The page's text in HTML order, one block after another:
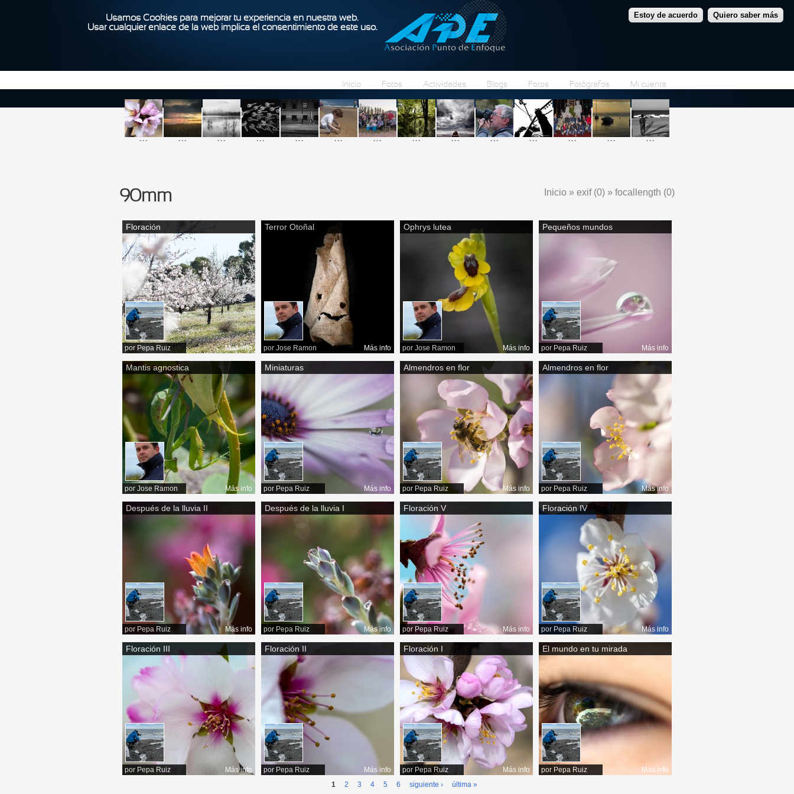
Usamos Cookies para mejorar tu experiencia en nuestra web.
Usar cualquier enlace de la web implica el consentimiento de este uso.
Estoy de acuerdo Quiero saber más
Pasar al contenido principal
Inicio Fotos Actividades Blogs Foros Fotógrafos Mi cuenta
... ... ... ... ... ... ... ... ... ... ... ... ... ...
Inicio » exif (0) » focallength (0)
90mm
Floración
por Pepa Ruiz Más info
Terror Otoñal
por Jose Ramon Más info
Ophrys lutea
por Jose Ramon Más info
Pequeños mundos
por Pepa Ruiz Más info
Mantis agnostica
por Jose Ramon Más info
Miniaturas
por Pepa Ruiz Más info
Almendros en flor
por Pepa Ruiz Más info
Almendros en flor
por Pepa Ruiz Más info
Después de la lluvia II
por Pepa Ruiz Más info
Después de la lluvia I
por Pepa Ruiz Más info
Floración V
por Pepa Ruiz Más info
Floración IV
por Pepa Ruiz Más info
Floración III
por Pepa Ruiz Más info
Floración II
por Pepa Ruiz Más info
Floración I
por Pepa Ruiz Más info
El mundo en tu mirada
por Pepa Ruiz Más info
Páginas
1 2 3 4 5 6 siguiente › última »